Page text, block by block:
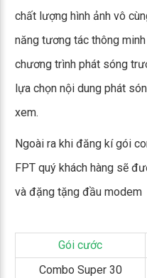
chất lượng hình ảnh vô
năng tương tác thông
chương trình phát sóng
lựa chọn nội dung phát
xem.
Ngoài ra khi đăng kí gói
FPT quý khách hàng sẽ
và đặng tặng đầu modem
Gói cước
Combo Super 30